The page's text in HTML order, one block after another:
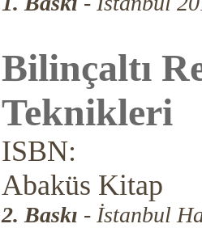
Bilinçaltı
Teknikleri
ISBN:
Abaküs Kitap
2. Baskı - İstanbul